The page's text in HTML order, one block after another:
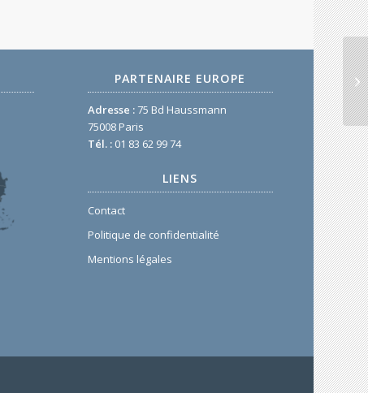
PARTENAIRE EUROPE
Adresse :75 Bd Haussmann
75008 Paris
Tél. : 01 83 62 99 74
LIENS
Contact
Politique de confidentialité
Mentions légales